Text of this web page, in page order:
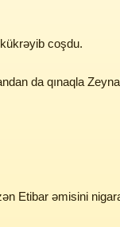
coşdu.
da qınaqla
Etibar əmisini